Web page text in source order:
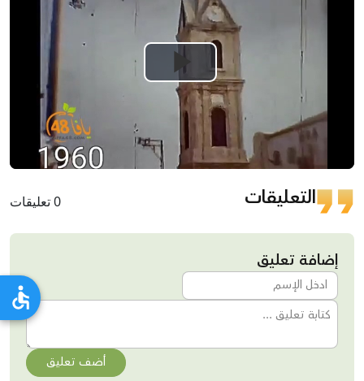
Play
Video
التعليقات 0 تعليقات
إضافة تعليق
أضف تعليق